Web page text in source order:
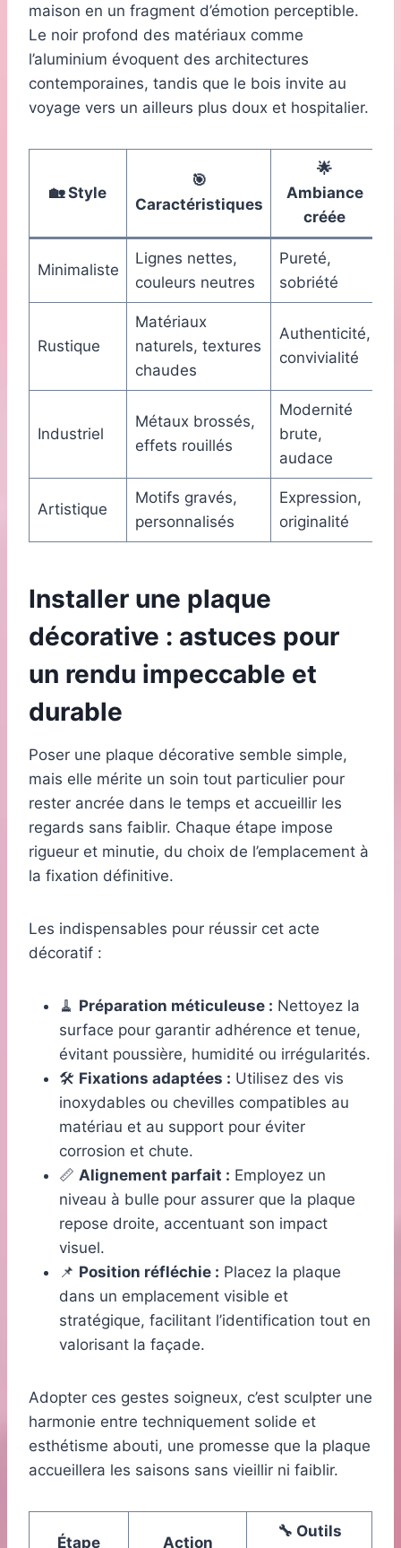
maison en un fragment d’émotion perceptible.
Le noir profond des matériaux comme
l’aluminium évoquent des architectures
contemporaines, tandis que le bois invite au
voyage vers un ailleurs plus doux et hospitalier.
🏡 Style
🎯
Caractéristiques
🌟
Ambiance
créée
Minimaliste
Lignes nettes,
couleurs neutres
Pureté,
sobriété
Rustique
Matériaux
naturels, textures
chaudes
Authenticité,
convivialité
Industriel
Métaux brossés,
effets rouillés
Modernité
brute,
audace
Artistique
Motifs gravés,
personnalisés
Expression,
originalité
Installer une plaque
décorative : astuces pour
un rendu impeccable et
durable
Poser une plaque décorative semble simple,
mais elle mérite un soin tout particulier pour
rester ancrée dans le temps et accueillir les
regards sans faiblir. Chaque étape impose
rigueur et minutie, du choix de l’emplacement à
la fixation définitive.
Les indispensables pour réussir cet acte
décoratif :
🧹 Préparation méticuleuse : Nettoyez la
surface pour garantir adhérence et tenue,
évitant poussière, humidité ou irrégularités.
🛠️ Fixations adaptées : Utilisez des vis
inoxydables ou chevilles compatibles au
matériau et au support pour éviter
corrosion et chute.
📏 Alignement parfait : Employez un
niveau à bulle pour assurer que la plaque
repose droite, accentuant son impact
visuel.
📌 Position réfléchie : Placez la plaque
dans un emplacement visible et
stratégique, facilitant l’identification tout en
valorisant la façade.
Adopter ces gestes soigneux, c’est sculpter une
harmonie entre techniquement solide et
esthétisme abouti, une promesse que la plaque
accueillera les saisons sans vieillir ni faiblir.
Étape Action
🔧 Outils